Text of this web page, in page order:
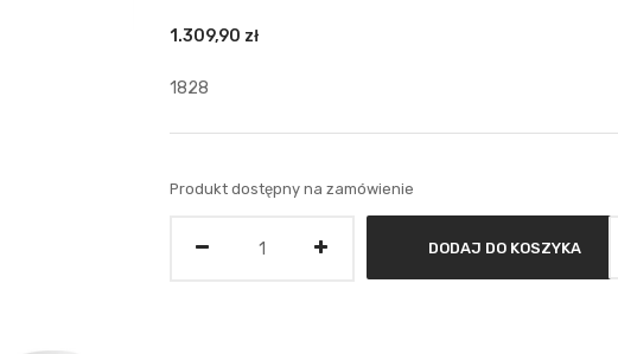
1.309,90 zł
1828
Produkt dostępny na zamówienie
DODAJ DO KOSZYKA